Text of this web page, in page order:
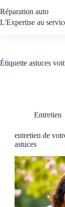
au
contenu
Réparation auto
L'Expertise au
Étiquette astuces
Entretien
entretien de
astuces